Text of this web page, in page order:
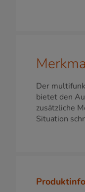
Der
bietet den
zusätzliche
Situation